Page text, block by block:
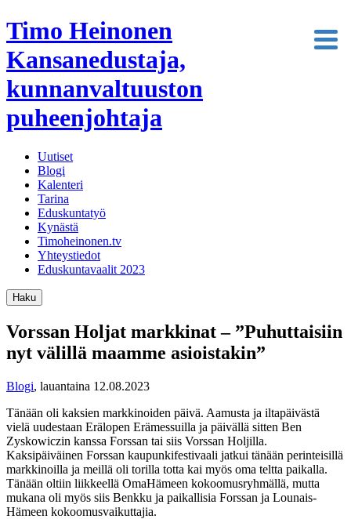
Timo Heinonen
Kansanedustaja,
kunnanvaltuuston
puheenjohtaja
Uutiset
Blogi
Kalenteri
Tarina
Eduskuntatyö
Kynästä
Timoheinonen.tv
Yhteystiedot
Eduskuntavaalit 2023
Haku
Vorssan Holjat markkinat – ”Puhuttaisiin
nyt välillä maamme asioistakin”
Blogi, lauantaina 12.08.2023
Tänään oli kaksien markkinoiden päivä. Aamusta ja iltapäivästä
vielä uudestaan Erälopen Erämessuilla ja päivällä sitten Ben
Zyskowiczin kanssa Forssan tai siis Vorssan Holjilla.
Kaksipäiväinen Forssan kaupunkifestivaali jatkui tänään perinteisillä
markkinoilla ja meillä oli torilla totta kai myös oma teltta paikalla.
Tänään oltiin liikkeellä OmaHämeen kokoomusryhmällä, mutta
mukana oli myös siis Benkku ja paikallisia Forssan ja Lounais-
Hämeen kokoomusvaikuttajia.